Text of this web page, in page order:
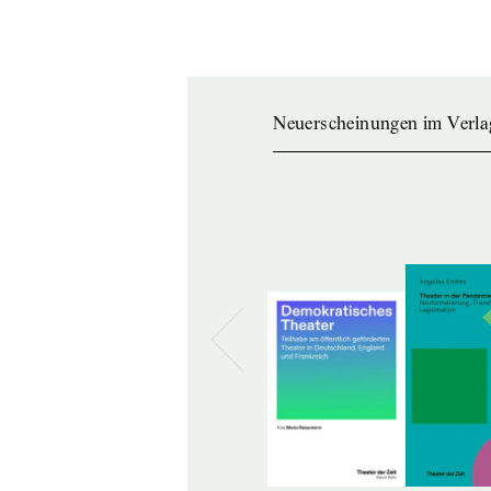
Neuerscheinungen im